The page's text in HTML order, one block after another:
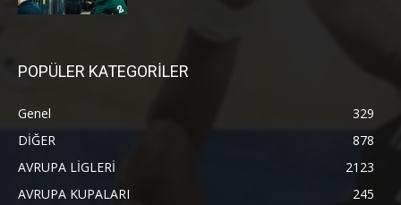
POPÜLER KATEGORİLER
Genel
329
DİĞER
878
AVRUPA LİGLERİ
2123
AVRUPA KUPALARI
245